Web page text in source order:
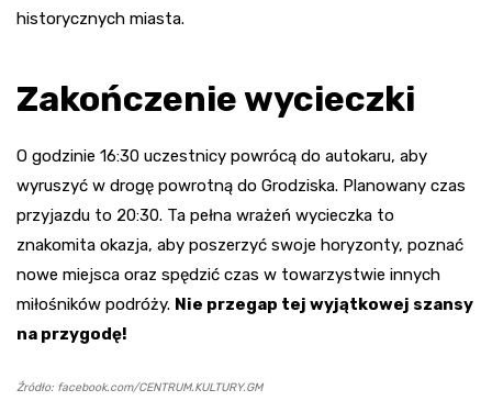
historycznych miasta.
Zakończenie wycieczki
O godzinie 16:30 uczestnicy powrócą do autokaru, aby
wyruszyć w drogę powrotną do Grodziska. Planowany czas
przyjazdu to 20:30. Ta pełna wrażeń wycieczka to
znakomita okazja, aby poszerzyć swoje horyzonty, poznać
nowe miejsca oraz spędzić czas w towarzystwie innych
miłośników podróży. Nie przegap tej wyjątkowej szansy
na przygodę!
Źródło: facebook.com/CENTRUM.KULTURY.GM